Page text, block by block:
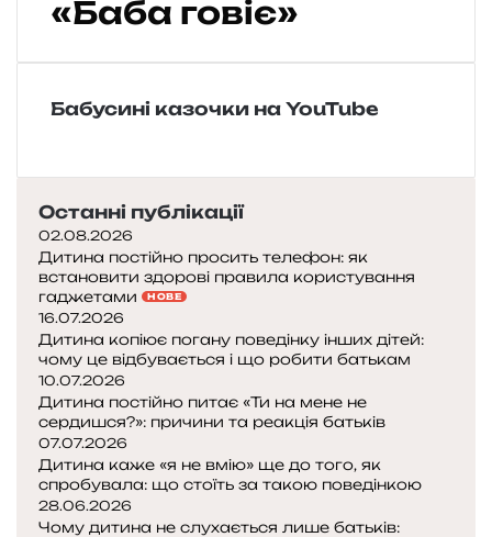
н
ь
а
і
о
и
н
а
«
Б
а
б
а
г
о
в
«Баба говіє»
Бабусині казочки на YouTube
Останні публікації
02.08.2026
Дитина постійно просить телефон: як
встановити здорові правила користування
гаджетами
НОВЕ
16.07.2026
Дитина копіює погану поведінку інших дітей:
чому це відбувається і що робити батькам
10.07.2026
Дитина постійно питає «Ти на мене не
сердишся?»: причини та реакція батьків
07.07.2026
Дитина каже «я не вмію» ще до того, як
спробувала: що стоїть за такою поведінкою
28.06.2026
Чому дитина не слухається лише батьків: